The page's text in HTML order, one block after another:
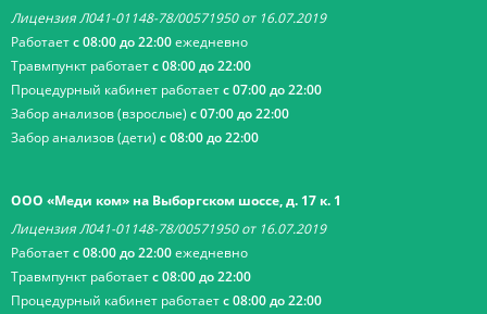
Лицензия Л041-01148-78/00571950 от 16.07.2019
Работаетс 08:00 до 22:00ежедневно
Травмпункт работаетс 08:00 до 22:00
Процедурный кабинет работаетс 07:00 до 22:00
Забор анализов (взрослые) с 07:00 до 22:00
Забор анализов (дети) с 08:00 до 22:00
ООО «Меди ком» на Выборгском шоссе, д. 17 к. 1
Лицензия Л041-01148-78/00571950 от 16.07.2019
Работаетс 08:00 до 22:00ежедневно
Травмпункт работаетс 08:00 до 22:00
Процедурный кабинет работаетс 08:00 до 22:00